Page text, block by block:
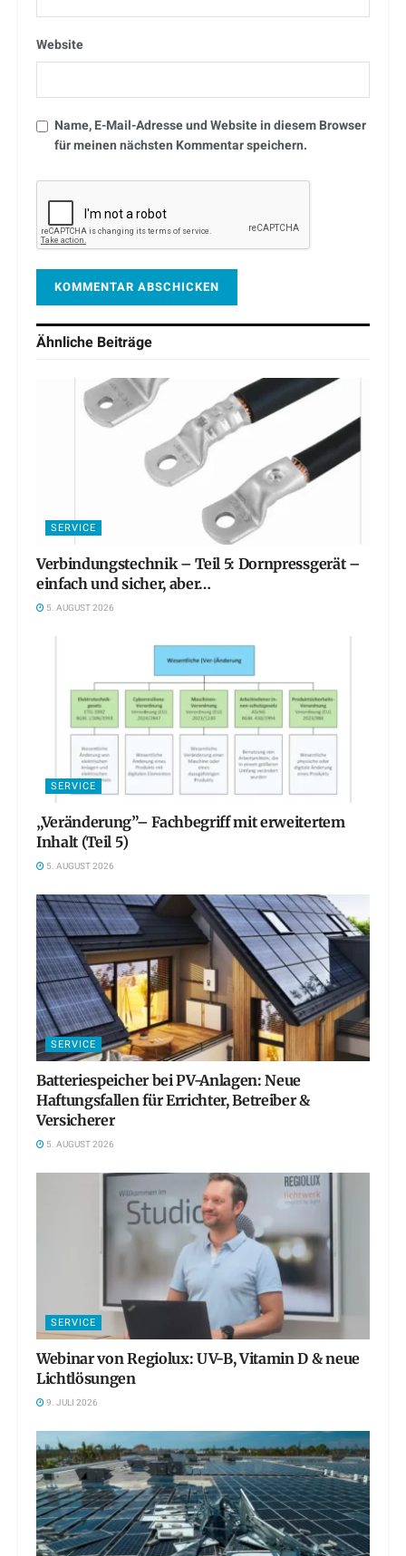
Website
Name, E-Mail-Adresse und Website in diesem Browser
für meinen nächsten Kommentar speichern.
Ähnliche Beiträge
SERVICE
Verbindungstechnik – Teil 5: Dornpressgerät –
einfach und sicher, aber…
5. AUGUST 2026
SERVICE
„Veränderung”– Fachbegriff mit erweitertem
Inhalt (Teil 5)
5. AUGUST 2026
SERVICE
Batteriespeicher bei PV-Anlagen: Neue
Haftungsfallen für Errichter, Betreiber &
Versicherer
5. AUGUST 2026
SERVICE
Webinar von Regiolux: UV-B, Vitamin D & neue
Lichtlösungen
9. JULI 2026